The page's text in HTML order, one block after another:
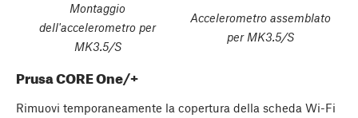
Montaggio
dell'accelerometro per
MK3.5/S
Accelerometro assemblato
per MK3.5/S
Prusa CORE One/+
Rimuovi temporaneamente la copertura della scheda Wi-Fi